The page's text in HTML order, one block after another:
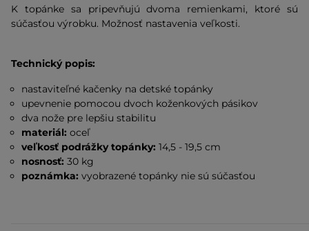
K topánke sa pripevňujú dvoma remienkami, ktoré sú
súčasťou výrobku. Možnosť nastavenia veľkosti.
Technický popis:
nastaviteľné kačenky na detské topánky
upevnenie pomocou dvoch koženkových pásikov
dva nože pre lepšiu stabilitu
materiál:oceľ
veľkosť podrážky topánky: 14,5 - 19,5 cm
nosnosť: 30 kg
poznámka: vyobrazené topánky nie sú súčasťou